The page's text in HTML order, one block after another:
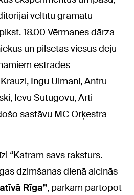
veltītu grāmatu
18.00 Vērmanes dārza
un pilsētas viesus deju
estrādes
Ingu Ulmani, Antru
Ievu Sutugovu, Arti
sastāvu MC Orķestra
“Katram savs raksturs.
dzimšanas dienā aicinās
Rīga”, parkam pārtopot